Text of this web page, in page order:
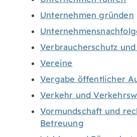
Unternehmen gründen
Verbraucherschutz
Vereine
Vergabe öffentlicher
Verkehr und
Vormundschaft und
Betreuung